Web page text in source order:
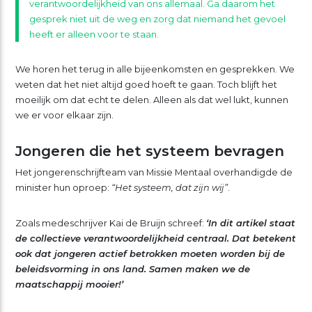
verantwoordelijkheid van ons allemaal. Ga daarom het
gesprek niet uit de weg en zorg dat niemand het gevoel
heeft er alleen voor te staan.
We horen het terug in alle bijeenkomsten en gesprekken. We
weten dat het niet altijd goed hoeft te gaan. Toch blijft het
moeilijk om dat echt te delen. Alleen als dat wel lukt, kunnen
we er voor elkaar zijn.
Jongeren die het systeem bevragen
Het jongerenschrijfteam van Missie Mentaal overhandigde de
minister hun oproep: “Het systeem, dat zijn wij”.
Zoals medeschrijver Kai de Bruijn schreef: ‘In dit artikel staat
de collectieve verantwoordelijkheid centraal. Dat betekent
ook dat jongeren actief betrokken moeten worden bij de
beleidsvorming in ons land. Samen maken we de
maatschappij mooier!’